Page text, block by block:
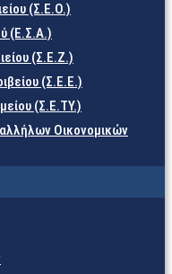
(Σ.Ε.Ο.)
(Ε.Σ.Α.)
(Σ.Ε.Ζ.)
(Σ.Ε.Ε.)
(Σ.Ε.TY.)
Οικονομικών